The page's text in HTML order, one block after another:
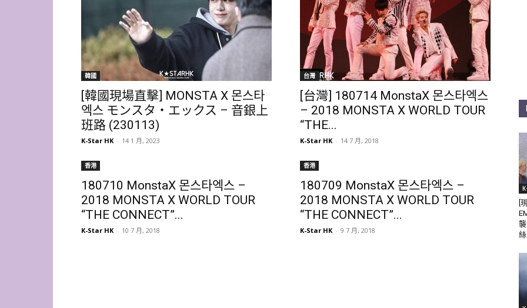
韓國
[韓國現場直擊] MONSTA X 몬스타
엑스 モンスタ・エックス – 音銀上
班路 (230113)
K-Star HK - 14 1 月, 2023
台灣
[台灣] 180714 MonstaX 몬스타엑스
– 2018 MONSTA X WORLD TOUR
“THE...
K-Star HK - 14 7 月, 2018
香港
180710 MonstaX 몬스타엑스 –
2018 MONSTA X WORLD TOUR
“THE CONNECT”...
K-Star HK - 10 7 月, 2018
香港
180709 MonstaX 몬스타엑스 –
2018 MONSTA X WORLD TOUR
“THE CONNECT”...
K-Star HK - 9 7 月, 2018
[